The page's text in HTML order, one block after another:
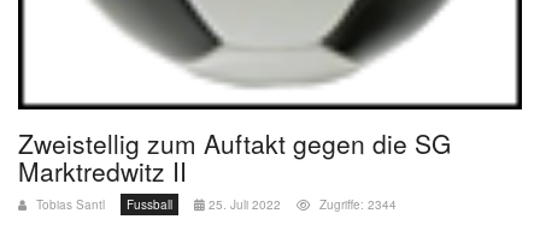
Zweistellig zum Auftakt gegen die SG
Marktredwitz II
Tobias Santl Fussball 25. Juli 2022 Zugriffe: 2344